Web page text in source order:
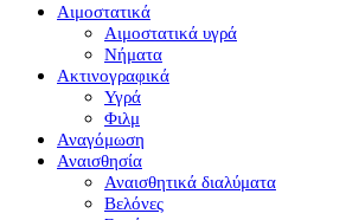
Αιμοστατικά
Αιμοστατικά υγρά
Νήματα
Ακτινογραφικά
Υγρά
Φιλμ
Αναγόμωση
Αναισθησία
Αναισθητικά διαλύματα
Βελόνες